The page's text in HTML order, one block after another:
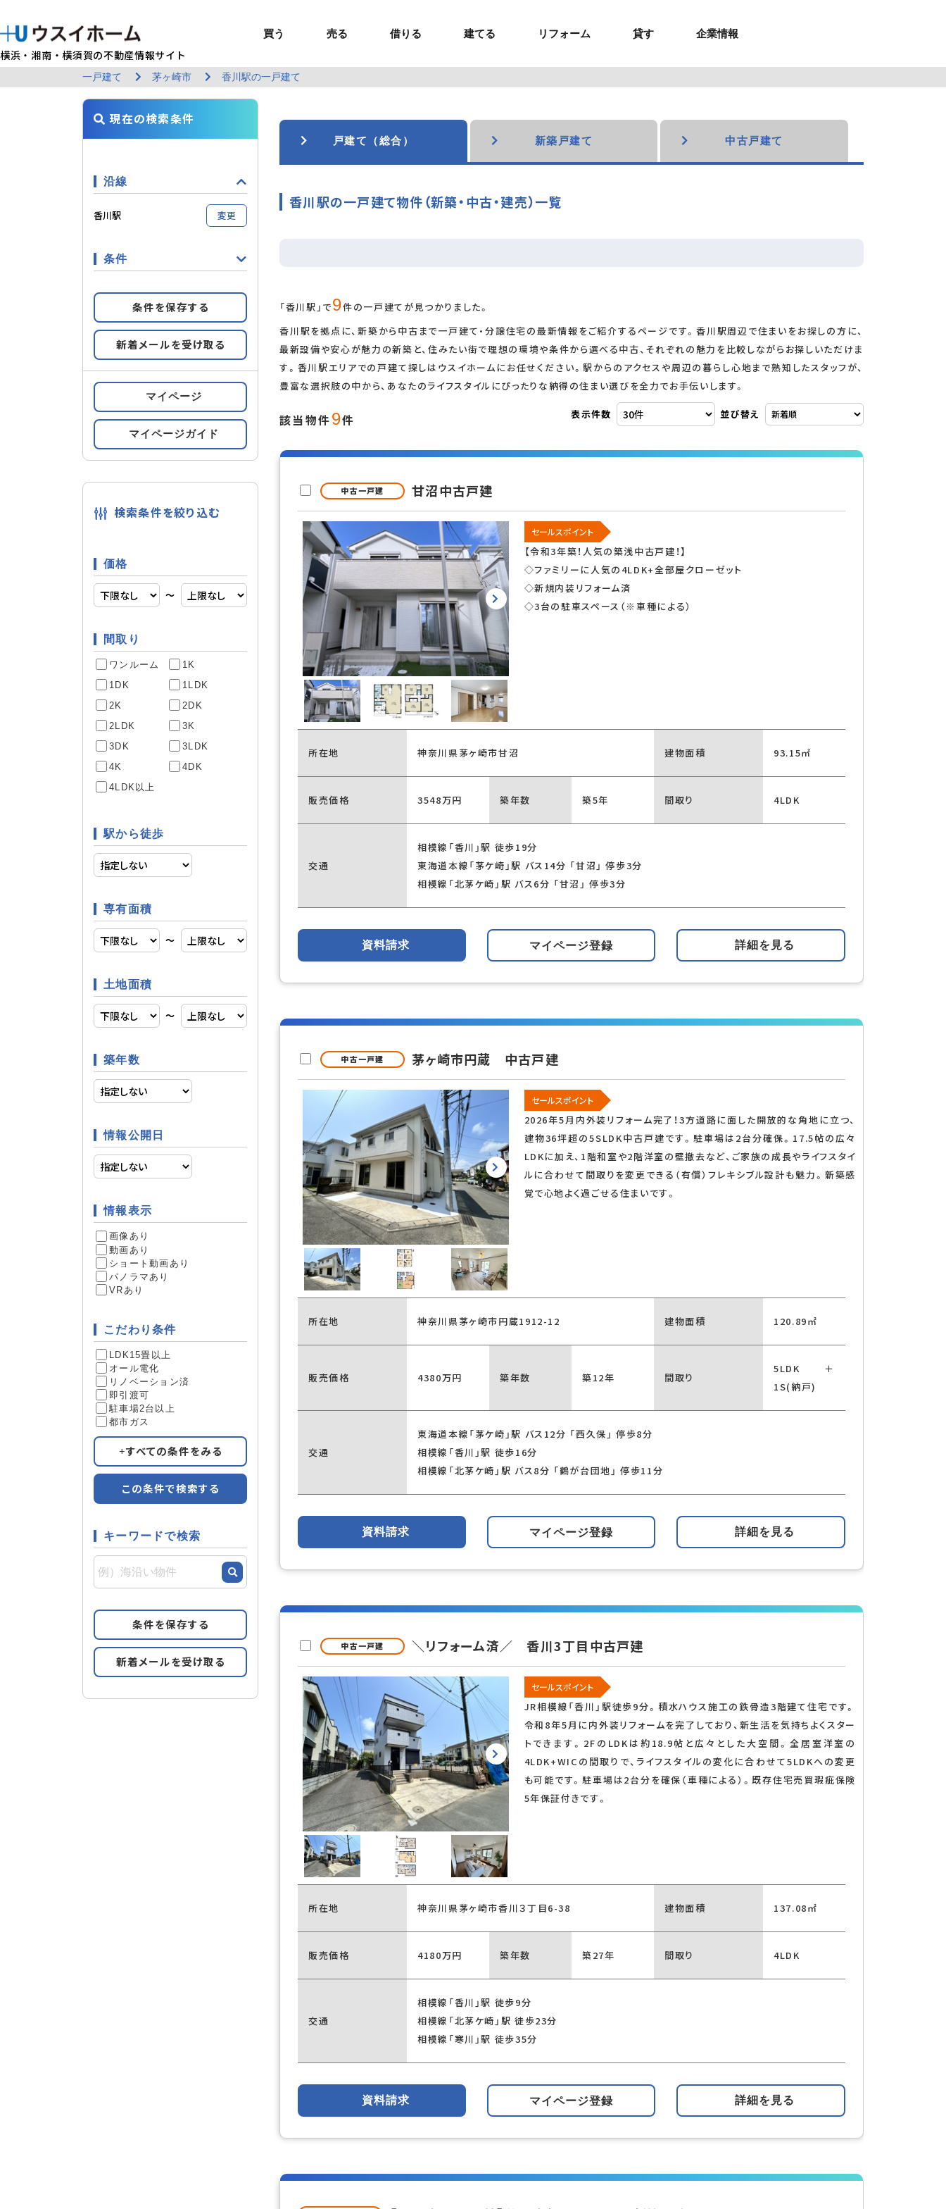
横浜・湘南・横須賀の不動産情報サイト
買う
BUY
買う 戸建て（総合）
新築戸建て
土地
ラグジュアリー物件
マイページ
お問合せ
売る
SELL
売る 売るTOP
建物状況調査
（インスペクション）
レントホーム
借りる
RENT
借りる 賃貸住宅TOP
エリアから探す
建てる
U-CASA
建てる 建てるTOP
U-nifty（定額制注文住宅）
ウスイホームの家づくり
お問い合わせ
リフォーム
REFORM
リフォーム リフォームTOP
ウスイのリフォームの魅力
ショールーム
無料お見積もり
貸す
MANAGEMENT
貸す 貸すTOP
お悩み解決
セミナー・講座
お問い合わせ
企業情報
COMPANY INFO
企業情報 企業情報TOP
店舗情報
一戸建て 茅ヶ崎市 香川駅の一戸建て
戸建て（総合） 新築戸建て 中古戸建て
香川駅の一戸建て物件（新築・中古・建売）一覧
「香川駅」で9件の一戸建てが見つかりました。
香川駅を拠点に、新築から中古まで一戸建て・分譲住宅の最新情報をご紹介するページです。香川駅周辺で住まいをお探しの方に、
最新設備や安心が魅力の新築と、住みたい街で理想の環境や条件から選べる中古、それぞれの魅力を比較しながらお探しいただけま
す。香川駅エリアでの戸建て探しはウスイホームにお任せください。駅からのアクセスや周辺の暮らし心地まで熟知したスタッフが、
豊富な選択肢の中から、あなたのライフスタイルにぴったりな納得の住まい選びを全力でお手伝いします。
該当物件 9件 表示件数 並び替え
現在の検索条件
沿線
香川駅 変更
条件
条件を保存する
新着メールを受け取る
マイページ
マイページガイド
検索条件を絞り込む
価格
〜
間取り
ワンルーム
1K
1DK
1LDK
2K
2DK
2LDK
3K
3DK
3LDK
4K
4DK
4LDK以上
駅から徒歩
専有面積
〜
土地面積
〜
築年数
情報公開日
情報表示
画像あり
動画あり
ショート動画あり
パノラマあり
VRあり
こだわり条件
LDK15畳以上
オール電化
リノベーション済
即引渡可
駐車場2台以上
都市ガス
すべての条件をみる
この条件で検索する
キーワードで検索
条件を保存する
新着メールを受け取る
すべての条件をみる 条件の追加・変更
設備
輸入住宅 二世帯住宅
部屋構造 LDK15畳以上
駐車場 駐車場あり 駐車場2台以上
庭
空調
収納
立地条件
条件 ファミリー向け 投資 即引渡可
リフォーム リフォーム済 リノベーション済
件見つかりました。
中古一戸建 甘沼中古戸建
セールスポイント
【令和3年築！人気の築浅中古戸建！】
◇ファミリーに人気の4LDK+全部屋クローゼット
◇新規内装リフォーム済
◇3台の駐車スペース（※車種による）
所在地 神奈川県茅ヶ崎市甘沼 建物面積 93.15㎡
販売価格 3548万円 築年数 築5年 間取り 4LDK
交通
相模線「香川」駅 徒歩19分
東海道本線「茅ケ崎」駅 バス14分 「甘沼」 停歩3分
相模線「北茅ケ崎」駅 バス6分 「甘沼」 停歩3分
資料請求 マイページ登録 詳細を見る
中古一戸建 茅ヶ崎市円蔵 中古戸建
セールスポイント
2026年5月内外装リフォーム完了！3方道路に面した開放的な角地に立つ、
建物36坪超の5SLDK中古戸建です。駐車場は2台分確保。17.5帖の広々
LDKに加え、1階和室や2階洋室の壁撤去など、ご家族の成長やライフスタイ
ルに合わせて間取りを変更できる（有償）フレキシブル設計も魅力。新築感
覚で心地よく過ごせる住まいです。
所在地 神奈川県茅ヶ崎市円蔵1912-12 建物面積 120.89㎡
販売価格 4380万円 築年数 築12年 間取り
5LDK＋
1S(納戸)
交通
東海道本線「茅ケ崎」駅 バス12分 「西久保」 停歩8分
相模線「香川」駅 徒歩16分
相模線「北茅ケ崎」駅 バス8分 「鶴が台団地」 停歩11分
資料請求 マイページ登録 詳細を見る
中古一戸建 ＼リフォーム済／ 香川3丁目中古戸建
セールスポイント
JR相模線「香川」駅徒歩9分。積水ハウス施工の鉄骨造3階建て住宅です。
令和8年5月に内外装リフォームを完了しており、新生活を気持ちよくスター
トできます。2FのLDKは約18.9帖と広々とした大空間。全居室洋室の
4LDK+WICの間取りで、ライフスタイルの変化に合わせて5LDKへの変更
も可能です。駐車場は2台分を確保（車種による）。既存住宅売買瑕疵保険
5年保証付きです。
所在地 神奈川県茅ヶ崎市香川３丁目6-38 建物面積 137.08㎡
販売価格 4180万円 築年数 築27年 間取り 4LDK
交通
相模線「香川」駅 徒歩9分
相模線「北茅ケ崎」駅 徒歩23分
相模線「寒川」駅 徒歩35分
資料請求 マイページ登録 詳細を見る